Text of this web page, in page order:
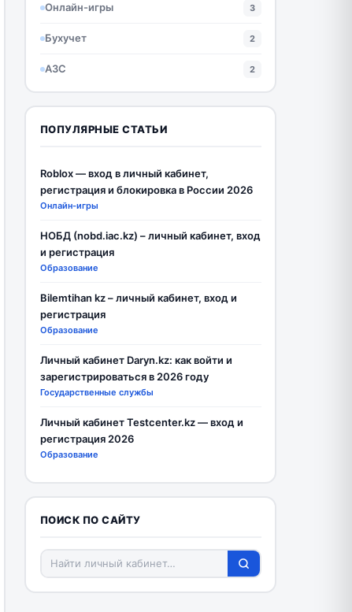
Онлайн-игры 3
Бухучет 2
АЗС 2
ПОПУЛЯРНЫЕ СТАТЬИ
Roblox — вход в личный кабинет,
регистрация и блокировка в России 2026
Онлайн-игры
НОБД (nobd.iac.kz) – личный кабинет, вход
и регистрация
Образование
Bilemtihan kz – личный кабинет, вход и
регистрация
Образование
Личный кабинет Daryn.kz: как войти и
зарегистрироваться в 2026 году
Государственные службы
Личный кабинет Testcenter.kz — вход и
регистрация 2026
Образование
ПОИСК ПО САЙТУ